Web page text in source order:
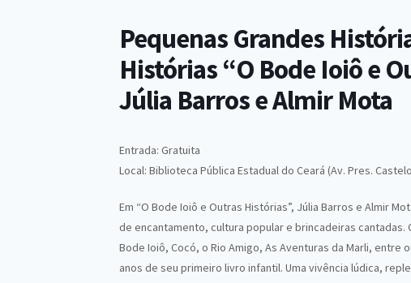
Pequenas Grandes
Histórias “O Bode Ioiô e
Júlia Barros e Almir Mota
Entrada: Gratuita
Local: Biblioteca Pública Estadual do Ceará (Av. Pres.
Em “O Bode Ioiô e Outras Histórias”, Júlia Barros e Almir
de encantamento, cultura popular e brincadeiras
Bode Ioiô, Cocó, o Rio Amigo, As Aventuras da Marli,
anos de seu primeiro livro infantil. Uma vivência lúdica,